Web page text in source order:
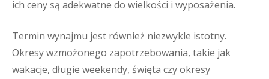
ich ceny są adekwatne do wielkości i wyposażenia.
Termin wynajmu jest również niezwykle istotny.
Okresy wzmożonego zapotrzebowania, takie jak
wakacje, długie weekendy, święta czy okresy